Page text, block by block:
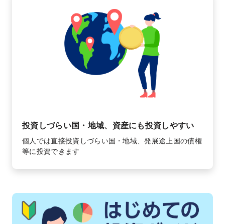
投資しづらい国・地域、 資産にも投資しやすい
個人では直接投資しづらい国・地域、発展途上国の債権
等に投資できます